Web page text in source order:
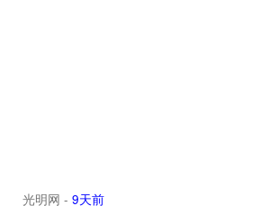
光明网 - 9天前